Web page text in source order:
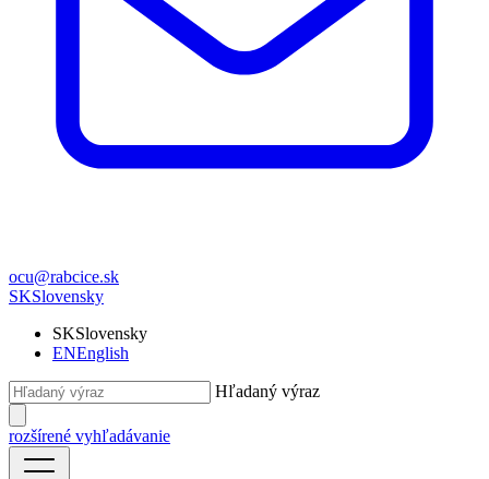
ocu@rabcice.sk
SKSlovensky
SKSlovensky
ENEnglish
Hľadaný výraz
rozšírené vyhľadávanie